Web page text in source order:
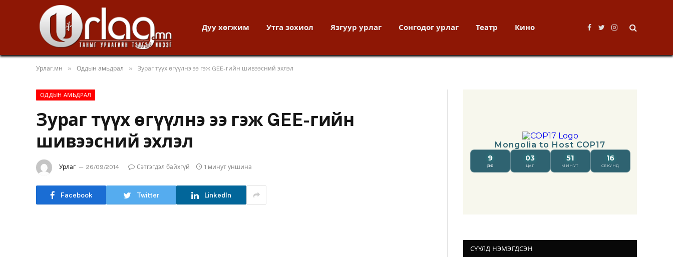
Дуу хөгжим Утга зохиол Язгуур урлаг Сонгодог урлаг Театр Кино
Facebook
TwitterInstagram
Урлаг.мн » Оддын амьдрал » Зураг түүх өгүүлнэ ээ гэж GEE-гийн шивээсний эхлэл
ОДДЫН АМЬДРАЛ
Зураг түүх өгүүлнэ ээ гэж GEE-гийн
шивээсний эхлэл
Урлаг 26/09/2014 Сэтгэгдэл байхгүй 1 минут уншина
Facebook Twitter LinkedIn
СҮҮЛД НЭМЭГДСЭН